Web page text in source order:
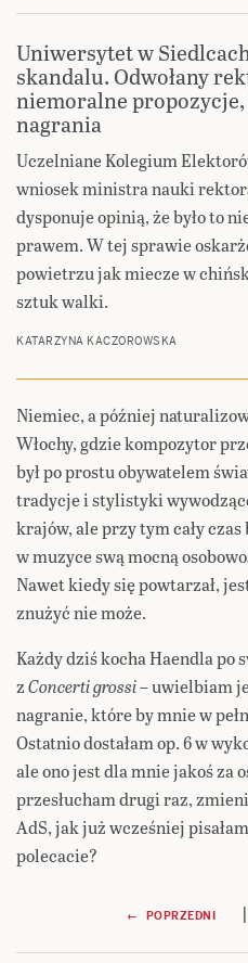
Uniwersytet w
skandalu. Odwołany
niemoralne
nagrania
Uczelniane Kolegium
wniosek ministra nauki
dysponuje opinią, że było to
prawem. W tej sprawie
powietrzu jak miecze w
sztuk walki.
KATARZYNA KACZOROWSKA
Niemiec, a później
Włochy, gdzie kompozytor
był po prostu obywatelem
tradycje i stylistyki
krajów, ale przy tym cały czas
w muzyce swą mocną
Nawet kiedy się powtarzał,
znużyć nie może.
Każdy dziś kocha Haendla po
zConcerti grossi– uwielbiam
nagranie, które by mnie w
Ostatnio dostałam op. 6 w
ale ono jest dla mnie jakoś za
przesłucham drugi raz,
AdS, jak już wcześniej
polecacie?
Nawigacja← POPRZEDNI |